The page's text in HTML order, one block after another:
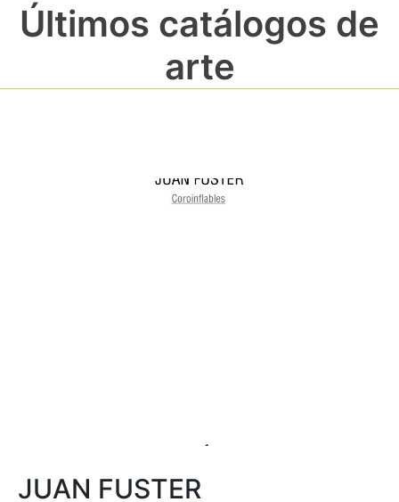
Últimos catálogos de
arte
JUAN FUSTER